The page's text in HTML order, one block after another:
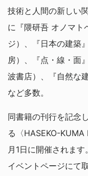
技術と人間の新しい
に『隈研吾 オノマト
ジ）、『日本の建築
房）、『点・線・面
波書店）、『自然な
など多数。
同書籍の刊行を記念
る〈HASEKO-
月1日に開催されま
イベントページにて